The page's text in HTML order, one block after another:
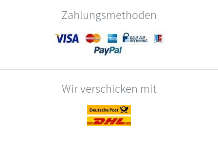
Zahlungsmethoden
Wir verschicken mit